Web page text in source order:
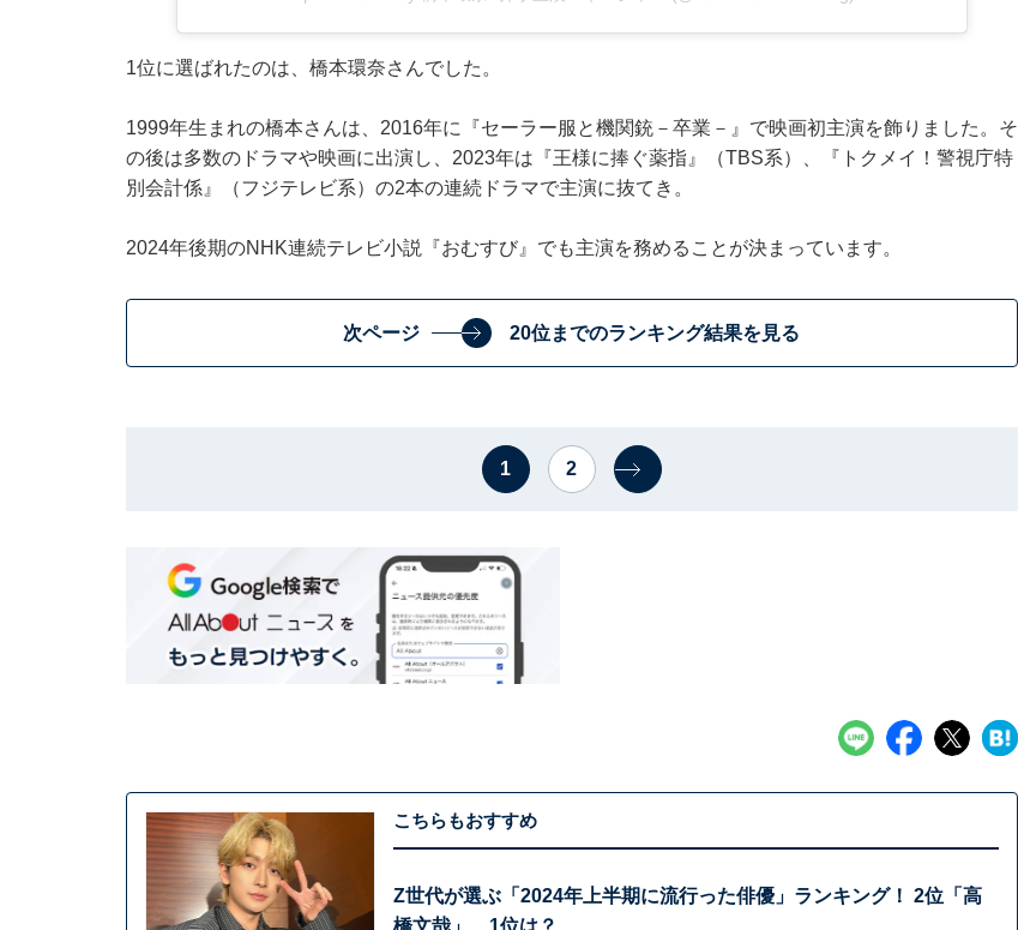
1位に選ばれたのは、橋本環奈さんでした。
1999年生まれの橋本さんは、2016年に『セーラー服と機関銃－卒業－』で映画初主演を飾りました。そ
の後は多数のドラマや映画に出演し、2023年は『王様に捧ぐ薬指』（TBS系）、『トクメイ！警視庁特
別会計係』（フジテレビ系）の2本の連続ドラマで主演に抜てき。
2024年後期のNHK連続テレビ小説『おむすび』でも主演を務めることが決まっています。
次ページ 20位までのランキング結果を見る
1 2
こちらもおすすめ
Z世代が選ぶ「2024年上半期に流行った俳優」ランキング！ 2位「高
橋文哉」、1位は？